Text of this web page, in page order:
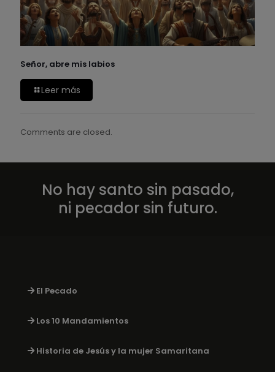
Señor, abre mis labios
Leer más
Comments are closed.
No hay santo sin pasado,
ni pecador sin futuro.
El Pecado
Los 10 Mandamientos
Historia de Jesús y la mujer Samaritana